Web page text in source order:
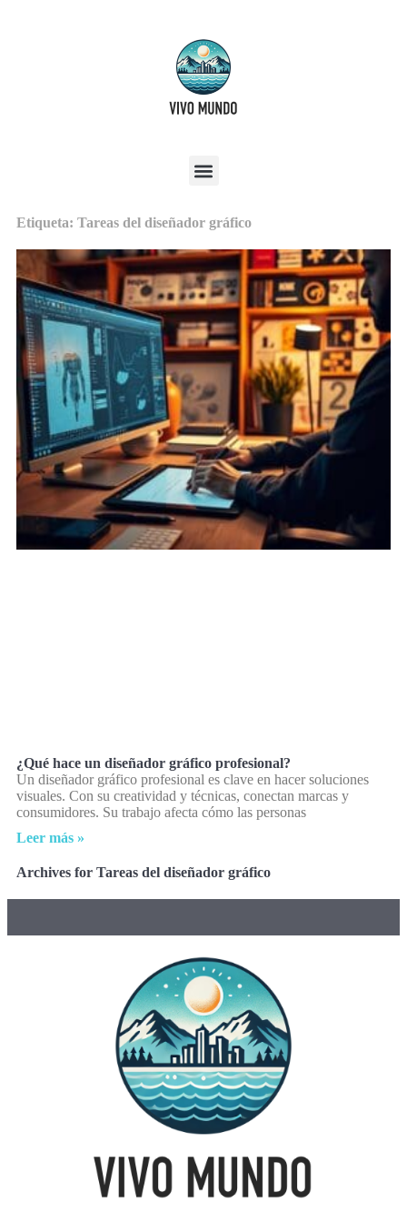
Etiqueta: Tareas del diseñador gráfico
¿Qué hace un diseñador gráfico profesional?
Un diseñador gráfico profesional es clave en hacer soluciones
visuales. Con su creatividad y técnicas, conectan marcas y
consumidores. Su trabajo afecta cómo las personas
Leer más »
Archives for Tareas del diseñador gráfico